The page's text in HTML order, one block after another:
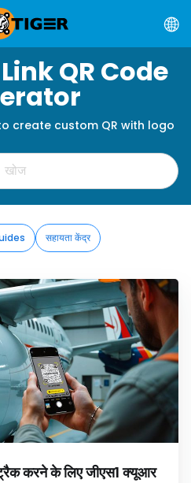
QR Code
create custom QR with logo
सहायता केंद्र
ट्रैक करने के लिए जीएस1 क्यूआर